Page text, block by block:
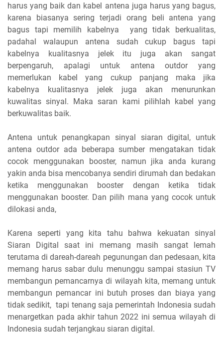
harus yang baik dan kabel antena juga harus yang bagus,
karena biasanya sering terjadi orang beli antena yang
bagus tapi memilih kabelnya yang tidak berkualitas,
padahal walaupun antena sudah cukup bagus tapi
kabelnya kualitasnya jelek itu juga akan sangat
berpengaruh, apalagi untuk antena outdor yang
memerlukan kabel yang cukup panjang maka jika
kabelnya kualitasnya jelek juga akan menurunkan
kuwalitas sinyal. Maka saran kami pilihlah kabel yang
berkuwalitas baik.
Antena untuk penangkapan sinyal siaran digital, untuk
antena outdor ada beberapa sumber mengatakan tidak
cocok menggunakan booster, namun jika anda kurang
yakin anda bisa mencobanya sendiri dirumah dan bedakan
ketika menggunakan booster dengan ketika tidak
menggunakan booster. Dan pilih mana yang cocok untuk
dilokasi anda,
Karena seperti yang kita tahu bahwa kekuatan sinyal
Siaran Digital saat ini memang masih sangat lemah
terutama di dareah-dareah pegunungan dan pedesaan, kita
memang harus sabar dulu menunggu sampai stasiun TV
membangun pemancarnya di wilayah kita, memang untuk
membangun pemancar ini butuh proses dan biaya yang
tidak sedikit, tapi tenang saja pemerintah Indonesia sudah
menargetkan pada akhir tahun 2022 ini semua wilayah di
Indonesia sudah terjangkau siaran digital.